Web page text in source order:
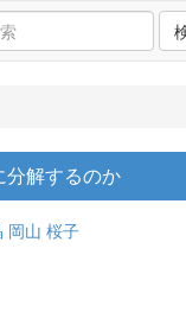
分解するのか
岡山 桜子